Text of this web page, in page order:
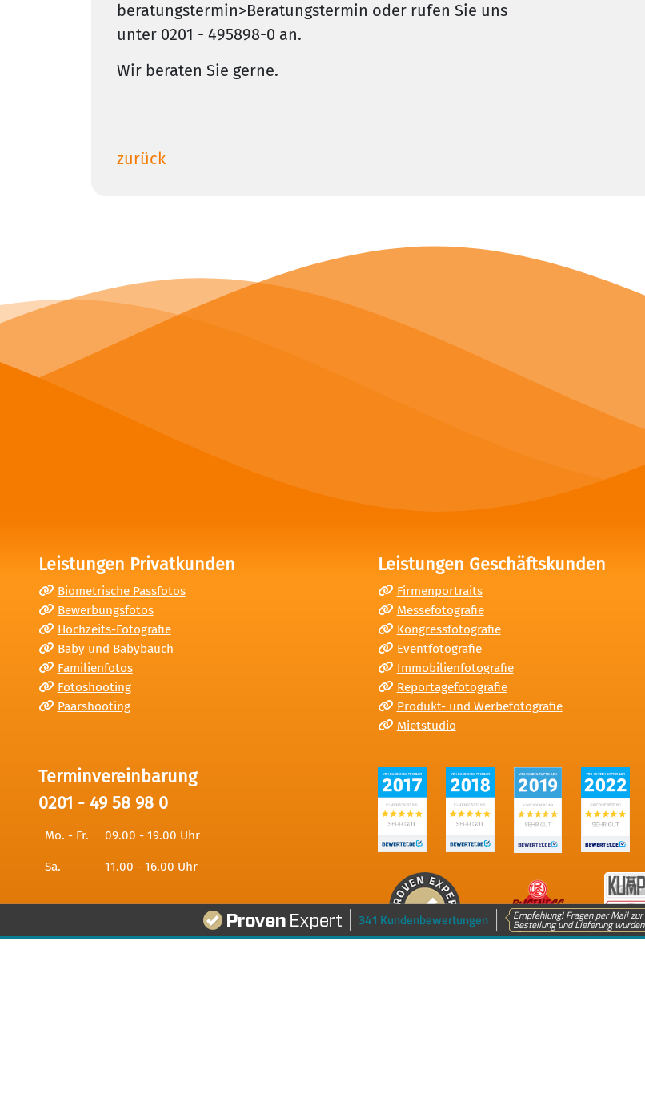
beratungstermin>Beratungstermin oder rufen Sie uns
unter 0201 - 495898-0 an.
Wir beraten Sie gerne.
zurück
Leistungen Privatkunden
Biometrische Passfotos
Bewerbungsfotos
Hochzeits-Fotografie
Baby und Babybauch
Familienfotos
Fotoshooting
Paarshooting
Leistungen Geschäftskunden
Firmenportraits
Messefotografie
Kongressfotografie
Eventfotografie
Immobilienfotografie
Reportagefotografie
Produkt- und Werbefotografie
Mietstudio
Terminvereinbarung
0201 - 49 58 98 0
Mo. - Fr. 09.00 - 19.00 Uhr
Sa. 11.00 - 16.00 Uhr
341 Kundenbewertungen Empfehlung! Fragen per Mail zur
Bestellung und Lieferung wurden
dir...